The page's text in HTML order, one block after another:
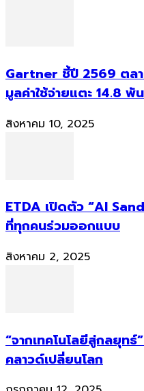
Gartner ชี้ปี 2569 ตลา
มูลค่าใช้จ่ายแตะ 14.8 พั
สิงหาคม 10, 2025
ETDA เปิดตัว “AI
ที่ทุกคนร่วมออกแบบ
สิงหาคม 2, 2025
“จากเทคโนโลยีสู่กลยุท
คลาวด์เปลี่ยนโลก